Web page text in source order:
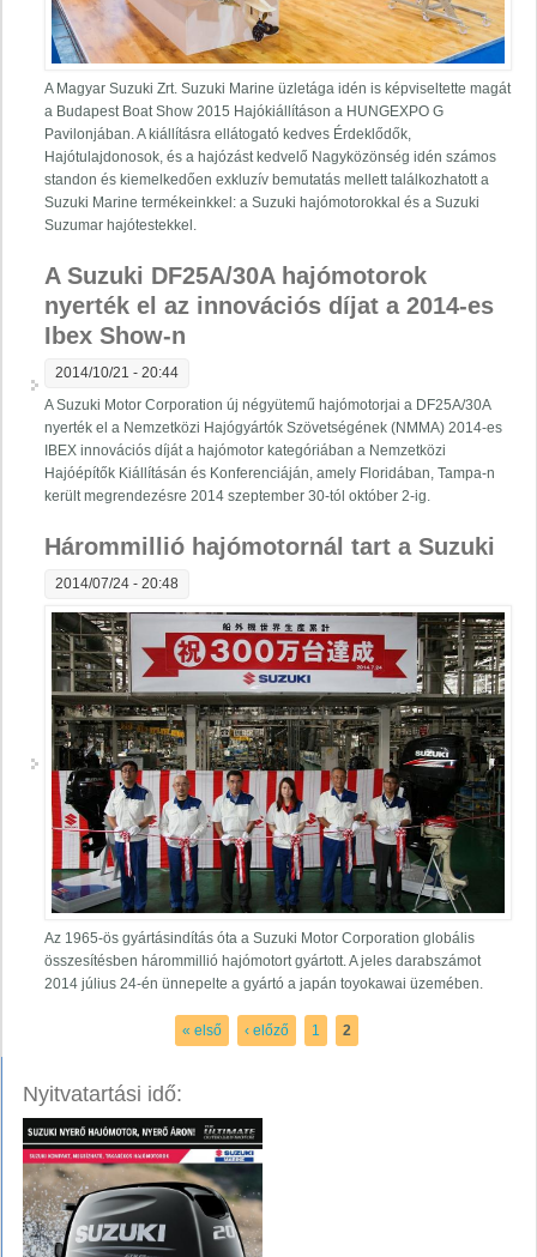
A Magyar Suzuki Zrt. Suzuki Marine üzletága idén is képviseltette magát
a Budapest Boat Show 2015 Hajókiállításon a HUNGEXPO G
Pavilonjában. A kiállításra ellátogató kedves Érdeklődők,
Hajótulajdonosok, és a hajózást kedvelő Nagyközönség idén számos
standon és kiemelkedően exkluzív bemutatás mellett találkozhatott a
Suzuki Marine termékeinkkel: a Suzuki hajómotorokkal és a Suzuki
Suzumar hajótestekkel.
A Suzuki DF25A/30A hajómotorok
nyerték el az innovációs díjat a 2014-es
Ibex Show-n
2014/10/21 - 20:44
A Suzuki Motor Corporation új négyütemű hajómotorjai a DF25A/30A
nyerték el a Nemzetközi Hajógyártók Szövetségének (NMMA) 2014-es
IBEX innovációs díját a hajómotor kategóriában a Nemzetközi
Hajóépítők Kiállításán és Konferenciáján, amely Floridában, Tampa-n
került megrendezésre 2014 szeptember 30-tól október 2-ig.
Hárommillió hajómotornál tart a Suzuki
2014/07/24 - 20:48
Az 1965-ös gyártásindítás óta a Suzuki Motor Corporation globális
összesítésben hárommillió hajómotort gyártott. A jeles darabszámot
2014 július 24-én ünnepelte a gyártó a japán toyokawai üzemében.
« első ‹ előző 1 2
Nyitvatartási idő: